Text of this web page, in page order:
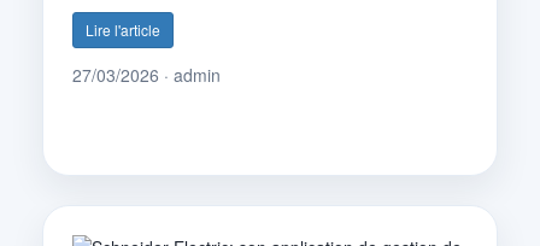
Lire l'article
27/03/2026 · admin